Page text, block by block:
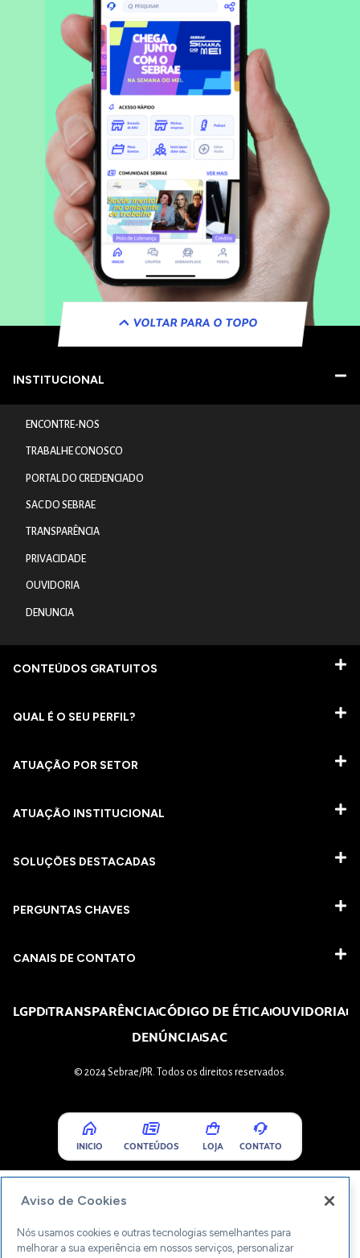
VOLTAR PARA O TOPO
INSTITUCIONAL
ENCONTRE-NOS
TRABALHE CONOSCO
PORTAL DO CREDENCIADO
SAC DO SEBRAE
TRANSPARÊNCIA
PRIVACIDADE
OUVIDORIA
DENUNCIA
CONTEÚDOS GRATUITOS
QUAL É O SEU PERFIL?
ATUAÇÃO POR SETOR
ATUAÇÃO INSTITUCIONAL
SOLUÇÕES DESTACADAS
PERGUNTAS CHAVES​
CANAIS DE CONTATO
LGPDTRANSPARÊNCIACÓDIGO DE ÉTICAOUVIDORIA
DENÚNCIASAC
© 2024 Sebrae/PR. Todos os direitos reservados.
INICIO CONTEÚDOS LOJA CONTATO
Aviso de Cookies
Nós usamos cookies e outras tecnologias semelhantes para
melhorar a sua experiência em nossos serviços, personalizar